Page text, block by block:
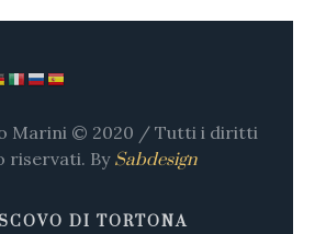
Marini © 2020 / Tutti i diritti
riservati. BySabdesign
DI TORTONA